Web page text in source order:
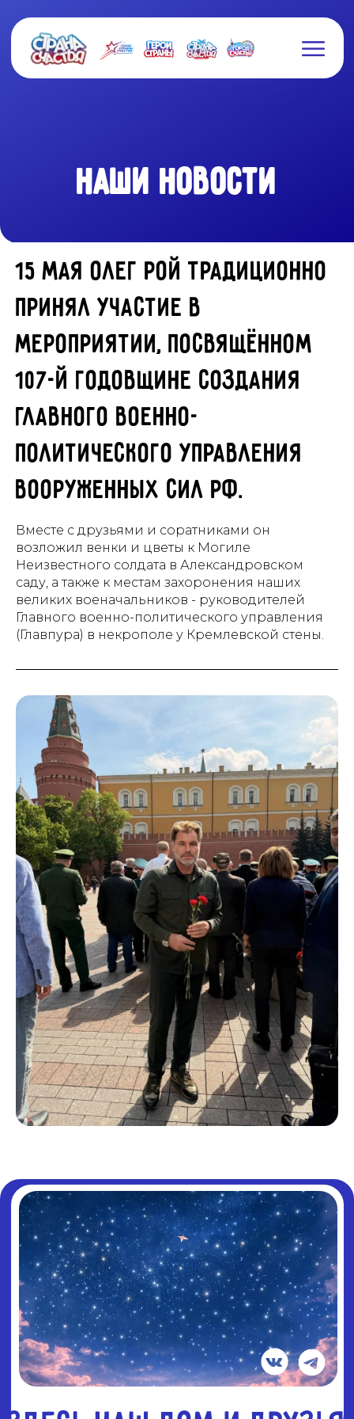
15 мая Олег Рой традиционно
принял участие в
мероприятии, посвящённом
107-й годовщине создания
Главного военно-
политического управления
Вооруженных сил РФ.
Вместе с друзьями и соратниками он
возложил венки и цветы к Могиле
Неизвестного солдата в Александровском
саду, а также к местам захоронения наших
великих военачальников - руководителей
Главного военно-политического управления
(Главпура) в некрополе у Кремлевской стены.